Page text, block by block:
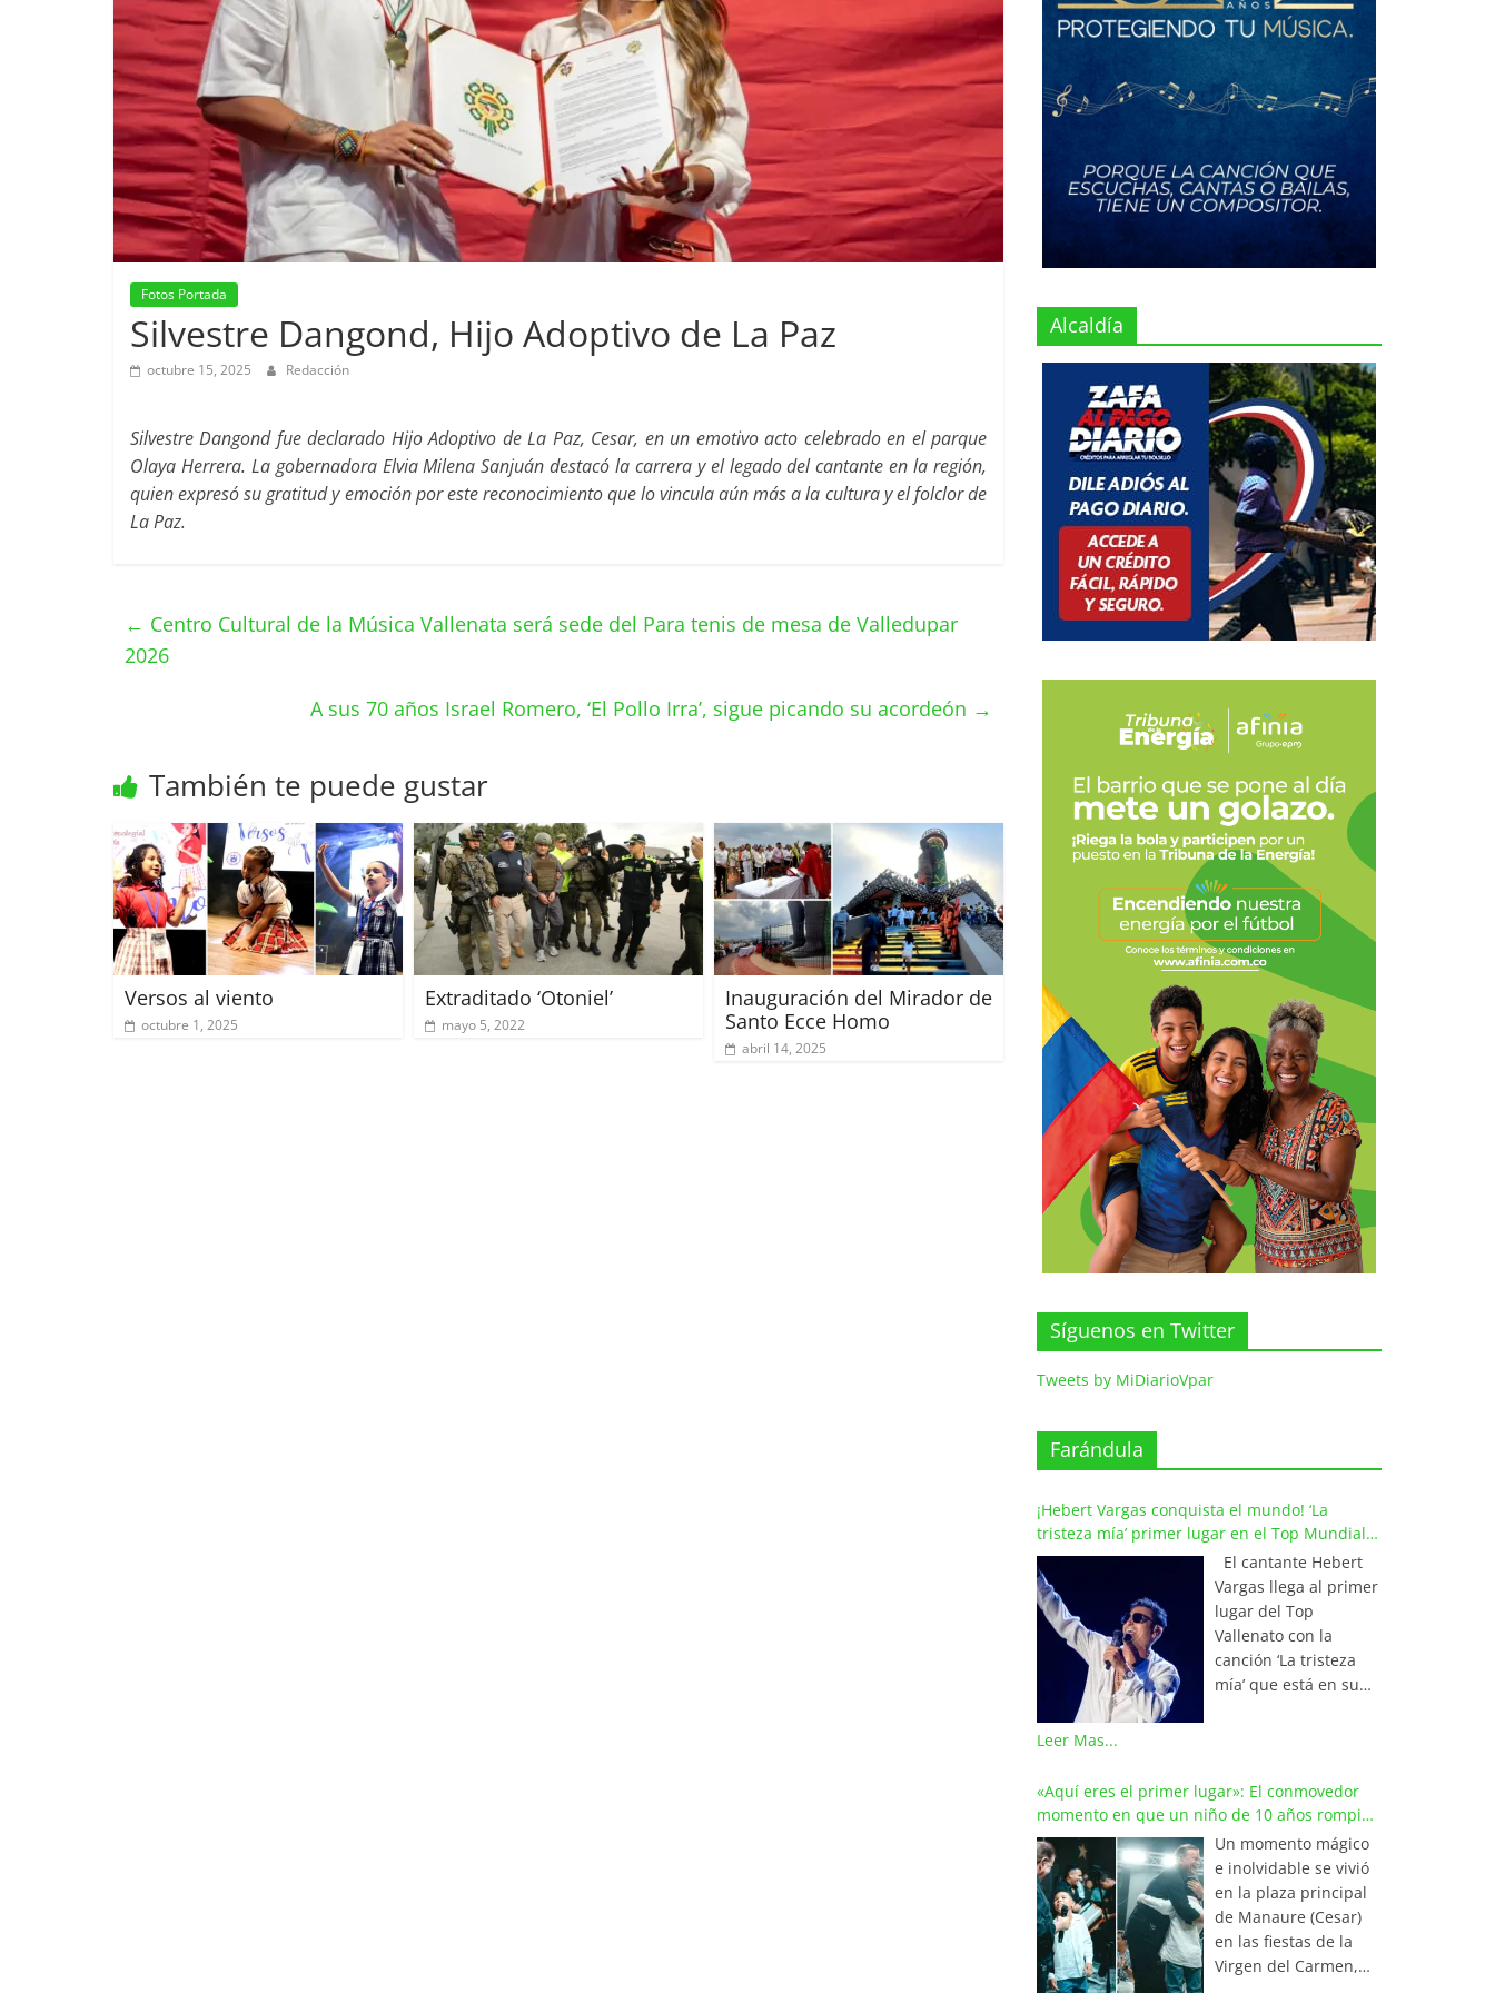
Fotos Portada
Silvestre Dangond, Hijo Adoptivo de La Paz
octubre 15, 2025 Redacción
Silvestre Dangond fue declarado Hijo Adoptivo de La Paz, Cesar, en un emotivo acto celebrado en el parque
Olaya Herrera. La gobernadora Elvia Milena Sanjuán destacó la carrera y el legado del cantante en la región,
quien expresó su gratitud y emoción por este reconocimiento que lo vincula aún más a la cultura y el folclor de
La Paz.
← Centro Cultural de la Música Vallenata será sede del Para tenis de mesa de Valledupar
2026
A sus 70 años Israel Romero, ‘El Pollo Irra’, sigue picando su acordeón →
También te puede gustar
Versos al viento
octubre 1, 2025
Extraditado ‘Otoniel’
mayo 5, 2022
Inauguración del Mirador de
Santo Ecce Homo
abril 14, 2025
Alcaldía
Síguenos en Twitter
Tweets by MiDiarioVpar
Farándula
¡Hebert Vargas conquista el mundo! ‘La
tristeza mía’ primer lugar en el Top Mundial
del Vallenato
El cantante Hebert
Vargas llega al primer
lugar del Top
Vallenato con la
canción ‘La tristeza
mía’ que está en su
de los listados
musicales en
Colombia y países de
América y Europa.
Esta emotiva
composición del
maestro Wilfran
Castillo se posicionó
en el primer lugar de
Leer Mas...
«Aquí eres el primer lugar»: El conmovedor
momento en que un niño de 10 años rompió
en llanto al cantar con Iván Villazón
Un momento mágico
e inolvidable se vivió
en la plaza principal
de Manaure (Cesar)
en las fiestas de la
Virgen del Carmen,